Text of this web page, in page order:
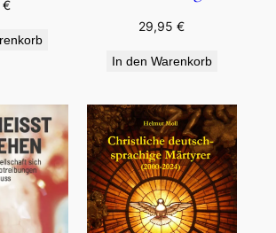
€
29,95€
In den Warenkorb